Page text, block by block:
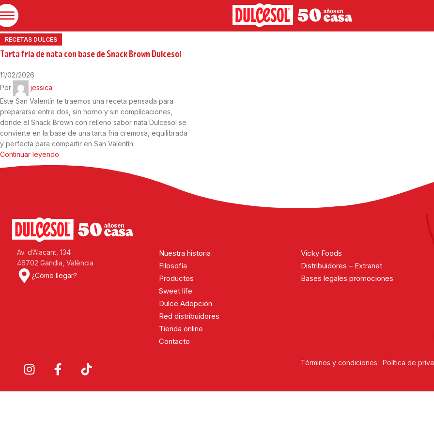
Feb
RECETAS DULCES
Tarta fría de nata con base de Snack Brown Dulcesol
11/02/2026
Por
jessica
Este San Valentín te traemos una receta pensada para
prepararse entre dos, sin horno y sin complicaciones,
donde el Snack Brown con relleno sabor nata Dulcesol se
convierte en la base de una tarta fría cremosa, equilibrada
y perfecta para compartir en San Valentín.
Continuar leyendo
Av. d’Alacant, 134
46702 Gandia, València
¿Cómo llegar?
Nuestra historia
Filosofía
Productos
Sweet life
Dulce Adopción
Red distribuidores
Tienda online
Contacto
Vicky Foods
Distribuidores – Extranet
Bases legales promociones
Términos y condiciones · Política de